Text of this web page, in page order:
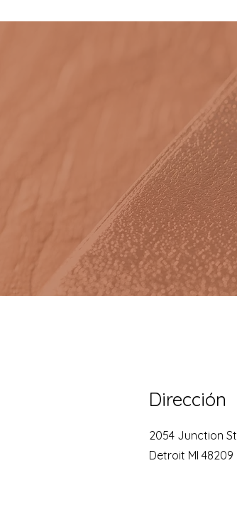
Dirección
2054 Junction St
Detroit MI 48209